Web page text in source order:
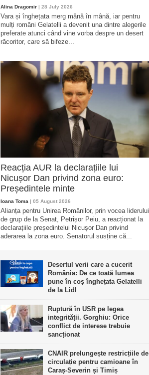
Alina Dragomir | 28 July 2026
Vara și înghețata merg mână în mână, iar pentru
mulți români Gelatelli a devenit una dintre alegerile
preferate atunci când vine vorba despre un desert
răcoritor, care să bifeze...
Reacția AUR la declarațiile lui
Nicușor Dan privind zona euro:
Președintele minte
Ioana Toma | 05 August 2026
Alianța pentru Unirea Românilor, prin vocea liderului
de grup de la Senat, Petrișor Peiu, a reacționat la
declarațiile președintelui Nicușor Dan privind
aderarea la zona euro. Senatorul susține că...
Desertul verii care a cucerit
România: De ce toată lumea
pune în coș înghețata Gelatelli
de la Lidl
Ruptură în USR pe legea
integrității. Gorghiu: Orice
conflict de interese trebuie
sancționat
CNAIR prelungește restricțiile de
circulație pentru camioane în
Caraș-Severin și Timiș